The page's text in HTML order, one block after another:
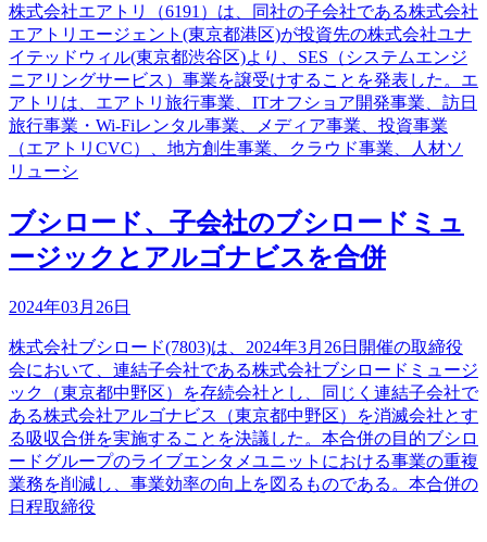
株式会社エアトリ（6191）は、同社の子会社である株式会社
エアトリエージェント(東京都港区)が投資先の株式会社ユナ
イテッドウィル(東京都渋谷区)より、SES（システムエンジ
ニアリングサービス）事業を譲受けすることを発表した。エ
アトリは、エアトリ旅行事業、ITオフショア開発事業、訪日
旅行事業・Wi-Fiレンタル事業、メディア事業、投資事業
（エアトリCVC）、地方創生事業、クラウド事業、人材ソ
リューシ
ブシロード、子会社のブシロードミュ
ージックとアルゴナビスを合併
2024年03月26日
株式会社ブシロード(7803)は、2024年3月26日開催の取締役
会において、連結子会社である株式会社ブシロードミュージ
ック（東京都中野区）を存続会社とし、同じく連結子会社で
ある株式会社アルゴナビス（東京都中野区）を消滅会社とす
る吸収合併を実施することを決議した。本合併の目的ブシロ
ードグループのライブエンタメユニットにおける事業の重複
業務を削減し、事業効率の向上を図るものである。本合併の
日程取締役